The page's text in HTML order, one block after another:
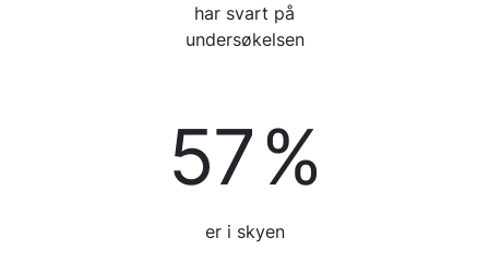
har svart på
undersøkelsen
57%
er i skyen